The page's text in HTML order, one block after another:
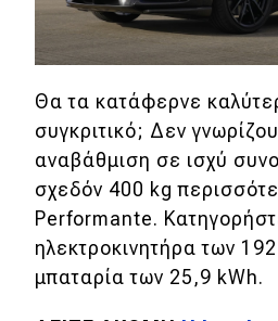
Θα τα κατάφερνε
συγκριτικό; Δεν
αναβάθμιση σε ισχύ
σχεδόν 400 kg
Performante.
ηλεκτροκινητήρα των
μπαταρία των 25,9 kWh.